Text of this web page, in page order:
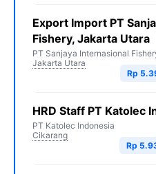
Export Import PT
Fishery, Jakarta Utara
PT Sanjaya Internasional
Jakarta Utara
Rp
HRD Staff PT Katolec
PT Katolec Indonesia
Cikarang
Rp